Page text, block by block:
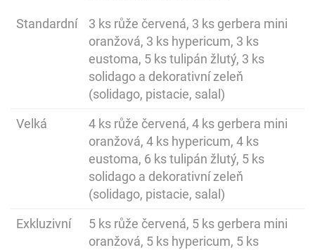
Standardní
3 ks růže červená, 3 ks gerbera mini
oranžová, 3 ks hypericum, 3 ks
eustoma, 5 ks tulipán žlutý, 3 ks
solidago a dekorativní zeleň
(solidago, pistacie, salal)
Velká
4 ks růže červená, 4 ks gerbera mini
oranžová, 4 ks hypericum, 4 ks
eustoma, 6 ks tulipán žlutý, 5 ks
solidago a dekorativní zeleň
(solidago, pistacie, salal)
Exkluzivní
5 ks růže červená, 5 ks gerbera mini
oranžová, 5 ks hypericum, 5 ks